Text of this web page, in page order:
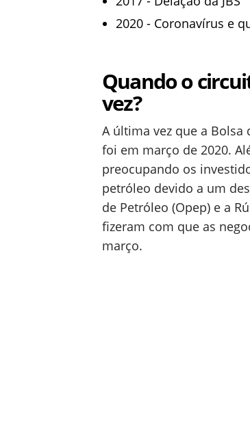
2020 - Coronavírus e
Quando o
vez?
A última vez que a
foi em março de 2020.
preocupando os
petróleo devido a um
de Petróleo (Opep) e a
fizeram com que as
março.